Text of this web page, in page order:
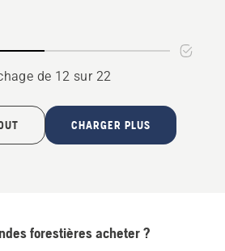
de 12 sur 22
CHARGER PLUS
forestières acheter ?